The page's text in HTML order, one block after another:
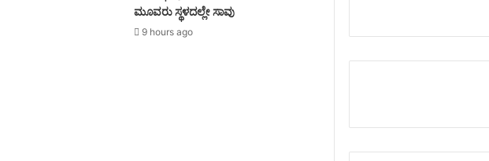
ಮೂವರು ಸ್ಥಳದಲ್ಲೇ ಸಾವು
9 hours ago